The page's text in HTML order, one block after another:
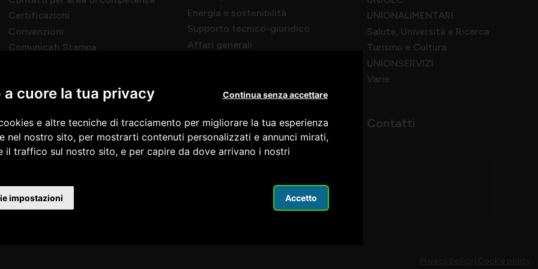
a cuore la tua privacy
e altre tecniche di tracciamento per migliorare la tua esperienza
nel nostro sito, per mostrarti contenuti personalizzati e annunci mirati,
il traffico sul nostro sito, e per capire da dove arrivano i nostri
Accetto
Continua senza accettare
impostazioni
Certificazioni
Convenzioni
Comunicati Stampa
Scambi fra soci
Informative
Apiflash
Energia e sostenibilità
Supporto tecnico-giuridico
Affari generali
UNIONALIMENTARI
Salute, Università e Ricerca
Turismo e Cultura
UNIONSERVIZI
Varie
Contatti